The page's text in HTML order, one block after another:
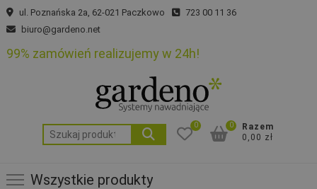
Skip
to
ul. Poznańska 2a, 62-021 Paczkowo
723 00 11 36
biuro@gardeno.net
99% zamówień realizujemy w 24h!
Szukaj:
0
Razem
0,00 zł
0
Wszystkie produkty